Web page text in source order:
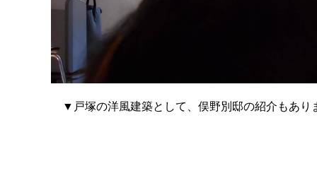
▼戸塚の洋風建築として、俣野別邸の紹介もあり